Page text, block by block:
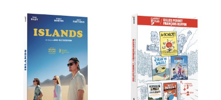
options
peuvent
être
choisies
sur
la
page
du
produit
Les
options
peuvent
être
choisies
sur
la
page
du
produit